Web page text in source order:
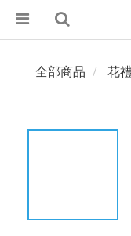
全部商品 花